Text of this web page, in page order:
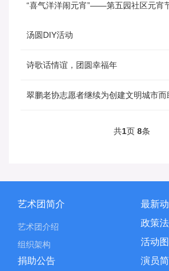
“喜气洋洋闹元宵”——第五园社区元宵
汤圆DIY活动
诗歌话情谊，团圆幸福年
翠鹏老协志愿者继续为创建文明城市而
共1页 8条
艺术团简介
艺术团介绍
组织架构
最新
政策
活动
捐助公告
演员